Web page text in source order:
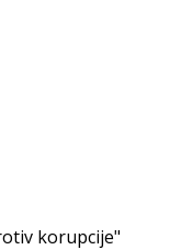
korupcije"